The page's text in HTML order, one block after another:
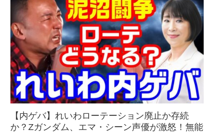
【内ゲバ】れいわローテーション廃止か存続
か？Zガンダム、エマ・シーン声優が激怒！無能